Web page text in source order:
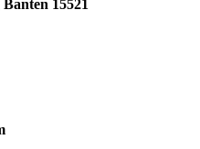
15521